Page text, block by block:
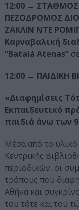
12:00 →
ΠΕΖΟΔΡΟΜΟΣ
ΖΑΚΛΙΝ ΝΤΕ
Καρναβαλική
“Batalá Atenas”
12:00 → ΠΑΙΔΙΚΗ
«Διαφημίσεις
Εκπαιδευτικό
παιδιά άνω των
Μέσα από το
Κεντρικής
περιοδικών, οι
τρόπους που
Αθήνα και
του τότε και του